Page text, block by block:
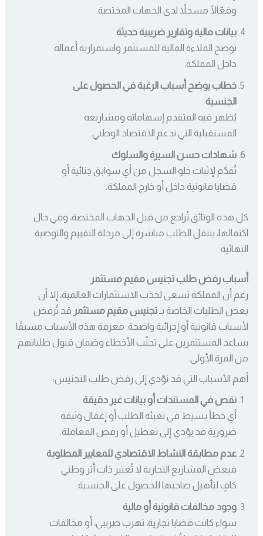
وفعّالًا مسجلاً لدى الجهات المختصة.
بيانات مالية وتقارير ضريبية حديثة
توضح الملاءة المالية للمستثمر واستمرارية أعماله
داخل المملكة.
خطاب يوضح أسباب الرغبة في الحصول على
الجنسية
يُظهر فيه المتقدم إسهاماته ومشاريعه
المستقبلية التي تدعم الاقتصاد الوطني.
شهادات حسن السيرة والسلوك
تُقدَّم لإثبات خلو السجل من أي سوابق جنائية أو
قضايا قانونية داخل أو خارج المملكة.
كل هذه الوثائق تُراجع من قبل الجهات المختصة، وفي حال
اكتمالها، ينتقل الطلب مباشرة إلى مرحلة التقييم والتوصية
النهائية.
أسباب رفض طلب تجنيس مقيم مستثمر
رغم أن المملكة تسعى لجذب الاستثمارات العالمية، إلا أن
بعض الطلبات الخاصة بـتجنيس مقيم مستثمر قد تُرفض
لأسباب قانونية أو إجرائية واضحة. معرفة هذه الأسباب مسبقًا
يساعد المستثمرين على تجنّب الأخطاء وضمان قبول طلباتهم
من المرة الأولى.
أهم الأسباب التي قد تؤدي إلى رفض طلب التجنيس:
نقص في المستندات أو بيانات غير دقيقة
أي خطأ بسيط في تعبئة الطلب أو إغفال وثيقة
ضرورية قد يؤدي إلى تعطيل أو رفض المعاملة.
عدم مطابقة النشاط الاقتصادي للمعايير المطلوبة
فبعض المشاريع التجارية لا تُعتبر ذات أثر وطني
كافٍ لتأهيل صاحبها للحصول على الجنسية.
وجود مخالفات قانونية أو مالية
سواء كانت قضايا تجارية، تهرب ضريبي، أو مخالفات